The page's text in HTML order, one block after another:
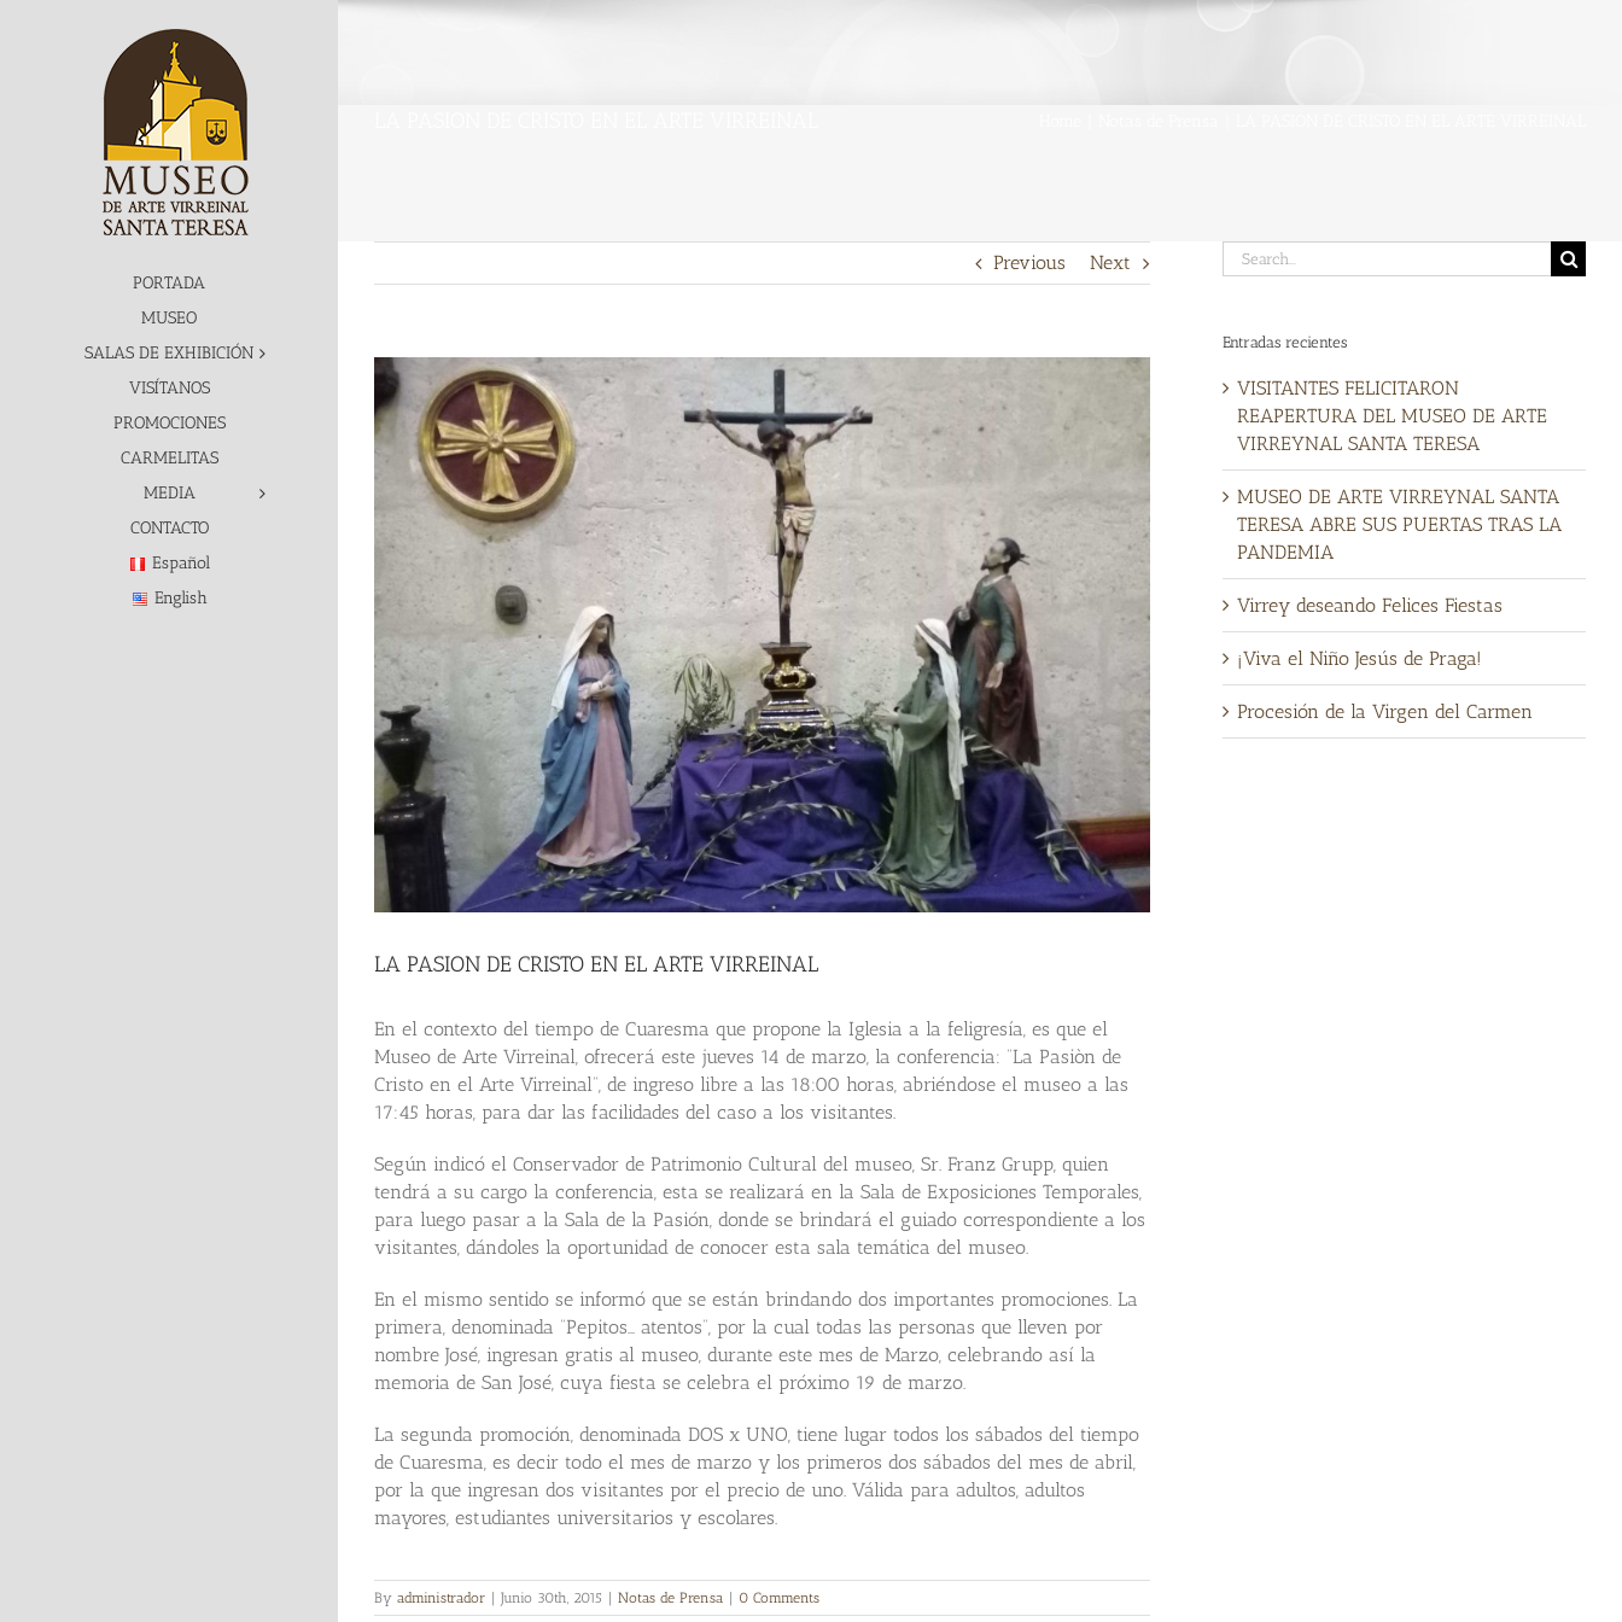
PORTADA
MUSEO
SALAS DE EXHIBICIÓN
VISÍTANOS
PROMOCIONES
CARMELITAS
MEDIA
CONTACTO
Español
English
Previous Next
View
Larger
Image
LA PASION DE CRISTO EN EL ARTE VIRREINAL
En el contexto del tiempo de Cuaresma que propone la Iglesia a la feligresía, es que el
Museo de Arte Virreinal, ofrecerá este jueves 14 de marzo, la conferencia: “La Pasiòn de
Cristo en el Arte Virreinal”, de ingreso libre a las 18:00 horas, abriéndose el museo a las
17:45 horas, para dar las facilidades del caso a los visitantes.
Según indicó el Conservador de Patrimonio Cultural del museo, Sr. Franz Grupp, quien
tendrá a su cargo la conferencia, esta se realizará en la Sala de Exposiciones Temporales,
para luego pasar a la Sala de la Pasión, donde se brindará el guiado correspondiente a los
visitantes, dándoles la oportunidad de conocer esta sala temática del museo.
En el mismo sentido se informó que se están brindando dos importantes promociones. La
primera, denominada “Pepitos… atentos”, por la cual todas las personas que lleven por
nombre José, ingresan gratis al museo, durante este mes de Marzo, celebrando así la
memoria de San José, cuya fiesta se celebra el próximo 19 de marzo.
La segunda promoción, denominada DOS x UNO, tiene lugar todos los sábados del tiempo
de Cuaresma, es decir todo el mes de marzo y los primeros dos sábados del mes de abril,
por la que ingresan dos visitantes por el precio de uno. Válida para adultos, adultos
mayores, estudiantes universitarios y escolares.
By administrador Junio 30th, 2015 Notas de Prensa 0 Comments
Search
for:
Entradas recientes
VISITANTES FELICITARON
REAPERTURA DEL MUSEO DE ARTE
VIRREYNAL SANTA TERESA
MUSEO DE ARTE VIRREYNAL SANTA
TERESA ABRE SUS PUERTAS TRAS LA
PANDEMIA
Virrey deseando Felices Fiestas
¡Viva el Niño Jesús de Praga!
Procesión de la Virgen del Carmen